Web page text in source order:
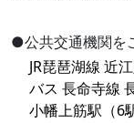
●公共交通機関を
JR琵琶湖線 近
バス 長命寺線
小幡上筋駅（6